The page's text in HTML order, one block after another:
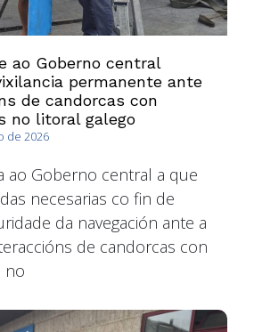
ao Goberno central
permanente ante
de candorcas con
no litoral galego
de 2026
ao Goberno central a que
necesarias co fin de
da navegación ante a
de candorcas con
no